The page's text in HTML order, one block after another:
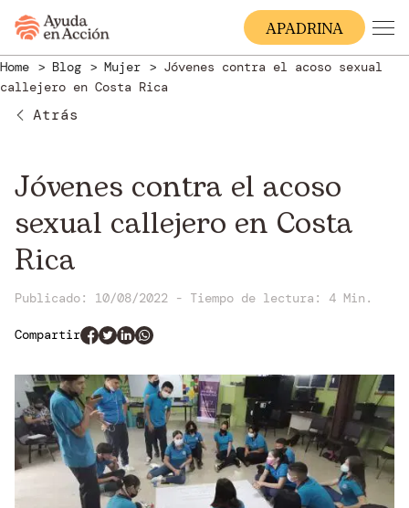
APADRINA
Home Blog Mujer
Jóvenes contra el acoso sexual
callejero en Costa Rica
Atrás
Jóvenes contra el acoso
sexual callejero en Costa
Rica
Publicado: 10/08/2022 - Tiempo de lectura: 4 Min.
Compartir